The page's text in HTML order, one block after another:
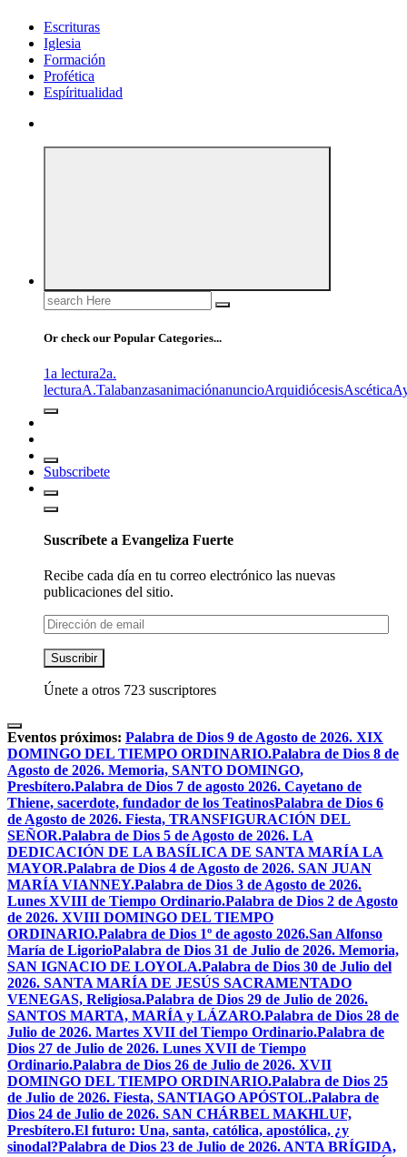
Escrituras
Iglesia
Formación
Profética
Espíritualidad
Search
for:
Or check our Popular Categories...
1a lectura2a.
lecturaA.TalabanzasanimaciónanuncioArquidiócesisAscética
Subscribete
Suscríbete a Evangeliza Fuerte
Recibe cada día en tu correo electrónico las nuevas
publicaciones del sitio.
Dirección
de
email
Suscribir
Únete a otros 723 suscriptores
Eventos próximos: Palabra de Dios 9 de Agosto de 2026. XIX
DOMINGO DEL TIEMPO ORDINARIO.Palabra de Dios 8 de
Agosto de 2026. Memoria, SANTO DOMINGO,
Presbítero.Palabra de Dios 7 de agosto 2026. Cayetano de
Thiene, sacerdote, fundador de los TeatinosPalabra de Dios 6
de Agosto de 2026. Fiesta, TRANSFIGURACIÓN DEL
SEÑOR.Palabra de Dios 5 de Agosto de 2026. LA
DEDICACIÓN DE LA BASÍLICA DE SANTA MARÍA LA
MAYOR.Palabra de Dios 4 de Agosto de 2026. SAN JUAN
MARÍA VIANNEY.Palabra de Dios 3 de Agosto de 2026.
Lunes XVIII de Tiempo Ordinario.Palabra de Dios 2 de Agosto
de 2026. XVIII DOMINGO DEL TIEMPO
ORDINARIO.Palabra de Dios 1º de agosto 2026.San Alfonso
María de LigorioPalabra de Dios 31 de Julio de 2026. Memoria,
SAN IGNACIO DE LOYOLA.Palabra de Dios 30 de Julio del
2026. SANTA MARÍA DE JESÚS SACRAMENTADO
VENEGAS, Religiosa.Palabra de Dios 29 de Julio de 2026.
SANTOS MARTA, MARÍA y LÁZARO.Palabra de Dios 28 de
Julio de 2026. Martes XVII del Tiempo Ordinario.Palabra de
Dios 27 de Julio de 2026. Lunes XVII de Tiempo
Ordinario.Palabra de Dios 26 de Julio de 2026. XVII
DOMINGO DEL TIEMPO ORDINARIO.Palabra de Dios 25
de Julio de 2026. Fiesta, SANTIAGO APÓSTOL.Palabra de
Dios 24 de Julio de 2026. SAN CHÁRBEL MAKHLUF,
Presbítero.El futuro: Una, santa, católica, apostólica, ¿y
sinodal?Palabra de Dios 23 de Julio de 2026. ANTA BRÍGIDA,